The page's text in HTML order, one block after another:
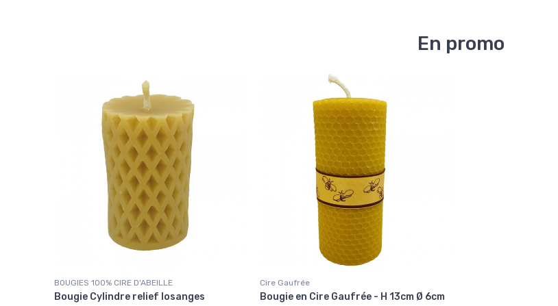
En promo
BOUGIES 100% CIRE D'ABEILLE
Bougie Cylindre relief losanges
Cire Gaufrée
Bougie en Cire Gaufrée - H 13cm Ø 6cm